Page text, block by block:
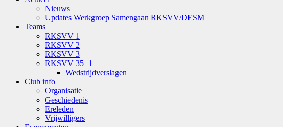
Nieuws
Updates Werkgroep Samengaan RKSVV/DESM
Teams
RKSVV 1
RKSVV 2
RKSVV 3
RKSVV 35+1
Wedstrijdverslagen
Club info
Organisatie
Geschiedenis
Ereleden
Vrijwilligers